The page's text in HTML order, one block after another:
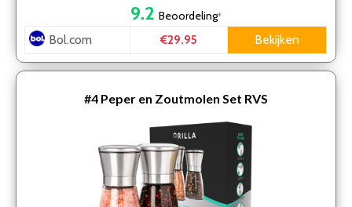
9.2 Beoordeling*
Bol.com €29.95 Bekijken
#4 Peper en Zoutmolen Set RVS